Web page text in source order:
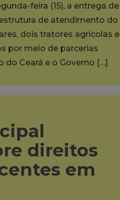
feira (15), a entrega de
de atendimento do
dois tratores agrícolas e
por meio de parcerias
do Ceará e o Governo […]
direitos
em